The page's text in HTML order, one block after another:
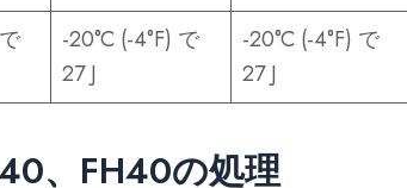
-20°C (-4°F) で
27 J
-20°C (-4°F) で
27 J
、FH40の処理